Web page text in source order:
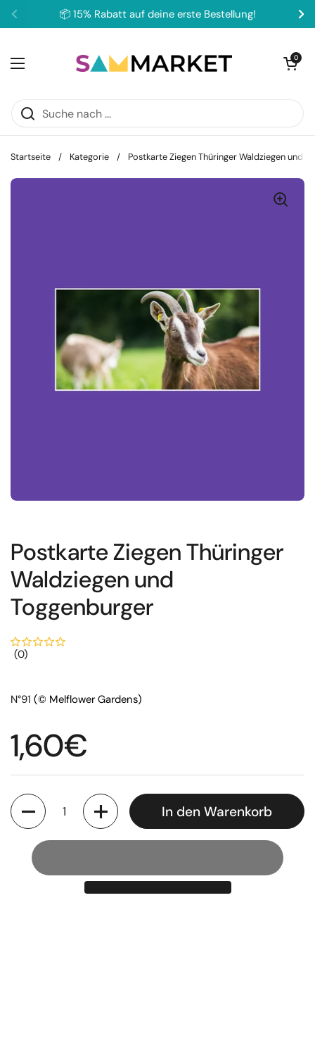
Zum Inhalt springen
Zurück
📦 15% Rabatt auf deine erste Bestellung!
Menü öffnen
Warenkorb
0
Startseite / Kategorie / Postkarte Ziegen Thüringer Waldziegen und
Postkarte Ziegen Thüringer
Waldziegen und
Toggenburger
(0)
N°91 (© Melflower Gardens)
Regulärer Preis
1,60€
Anzahl
In den Warenkorb